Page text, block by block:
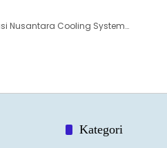
Nusantara Cooling System…
Kategori